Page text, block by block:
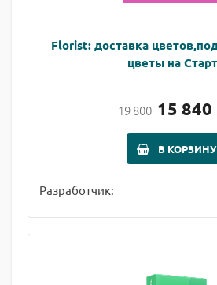
Florist: доставка
цветы на
19 800 15 840
В КОРЗИНУ
Разработчик: